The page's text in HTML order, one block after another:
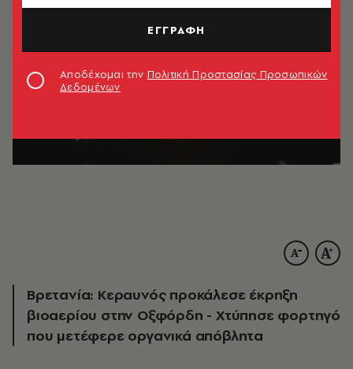
Βρετανία: Κεραυνός προκάλεσε έκρηξη
βιοαερίου στην Οξφόρδη - Χτύπησε φορτηγό
που μετέφερε οργανικά απόβλητα
ΕΓΓΡΑΦΗ
Αποδέχομαι την Πολιτική Προστασίας Προσωπικών
Δεδομένων